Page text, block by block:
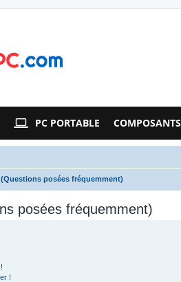
PC PORTABLE COMPOSANTS
posées fréquemment)
posées fréquemment)
!